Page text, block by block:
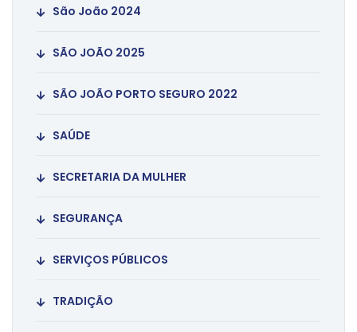
São João 2024
SÃO JOÃO 2025
SÃO JOÃO PORTO SEGURO 2022
SAÚDE
SECRETARIA DA MULHER
SEGURANÇA
SERVIÇOS PÚBLICOS
TRADIÇÃO